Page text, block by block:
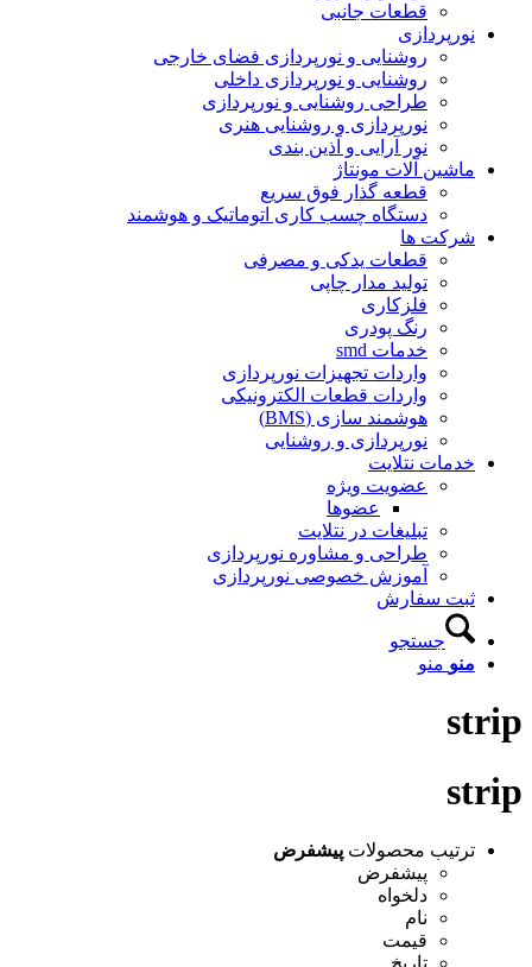
قطعات جانبی
نورپردازی
روشنایی و نورپردازی فضای خارجی
روشنایی و نورپردازی داخلی
طراحی روشنایی و نورپردازی
نورپردازی و روشنایی هنری
نور آرایی و آذین بندی
ماشین آلات مونتاژ
قطعه گذار فوق سریع
دستگاه چسب کاری اتوماتیک و هوشمند
شرکت ها
قطعات یدکی و مصرفی
تولید مدار چاپی
فلزکاری
رنگ پودری
خدمات smd
واردات تجهیزات نورپردازی
واردات قطعات الکترونیکی
هوشمند سازی (BMS)
نورپردازی و روشنایی
خدمات نتلایت
عضویت ویژه
عضوها
تبلیغات در نتلایت
طراحی و مشاوره نورپردازی
آموزش خصوصی نورپردازی
ثبت سفارش
جستجو
منو منو
strip
strip
ترتیب محصولات پیشفرض
پیشفرض
دلخواه
نام
قیمت